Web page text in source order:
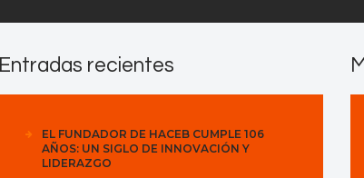
Entradas recientes
EL FUNDADOR DE HACEB CUMPLE 106
AÑOS: UN SIGLO DE INNOVACIÓN Y
LIDERAZGO